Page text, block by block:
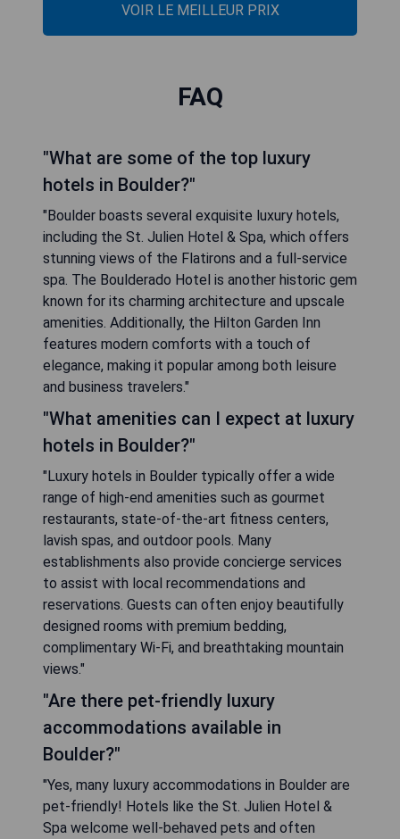
VOIR LE MEILLEUR PRIX
FAQ
"What are some of the top luxury
hotels in Boulder?"
"Boulder boasts several exquisite luxury hotels,
including the St. Julien Hotel & Spa, which offers
stunning views of the Flatirons and a full-service
spa. The Boulderado Hotel is another historic gem
known for its charming architecture and upscale
amenities. Additionally, the Hilton Garden Inn
features modern comforts with a touch of
elegance, making it popular among both leisure
and business travelers."
"What amenities can I expect at luxury
hotels in Boulder?"
"Luxury hotels in Boulder typically offer a wide
range of high-end amenities such as gourmet
restaurants, state-of-the-art fitness centers,
lavish spas, and outdoor pools. Many
establishments also provide concierge services
to assist with local recommendations and
reservations. Guests can often enjoy beautifully
designed rooms with premium bedding,
complimentary Wi-Fi, and breathtaking mountain
views."
"Are there pet-friendly luxury
accommodations available in
Boulder?"
"Yes, many luxury accommodations in Boulder are
pet-friendly! Hotels like the St. Julien Hotel &
Spa welcome well-behaved pets and often